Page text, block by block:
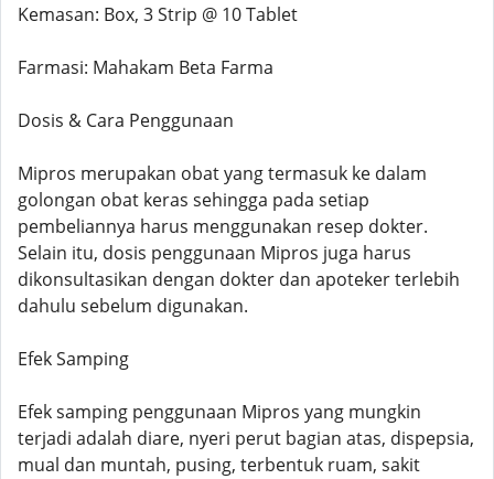
Kemasan: Box, 3 Strip @ 10 Tablet
Farmasi: Mahakam Beta Farma
Dosis & Cara Penggunaan
Mipros merupakan obat yang termasuk ke dalam
golongan obat keras sehingga pada setiap
pembeliannya harus menggunakan resep dokter.
Selain itu, dosis penggunaan Mipros juga harus
dikonsultasikan dengan dokter dan apoteker terlebih
dahulu sebelum digunakan.
Efek Samping
Efek samping penggunaan Mipros yang mungkin
terjadi adalah diare, nyeri perut bagian atas, dispepsia,
mual dan muntah, pusing, terbentuk ruam, sakit